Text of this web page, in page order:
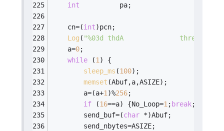
int
          pa;
    cn=(
int)pcn;
Log ( "%03d thdA              thread
    a=
0;
while (1) {
sleep_ms (100);
memset (Abuf,a,ASIZE);
        a=(a+
1)%256;
if (16==a) {No_Loop=1; break;}
        send_buf=(
char *)Abuf;
        send_nbytes=ASIZE;